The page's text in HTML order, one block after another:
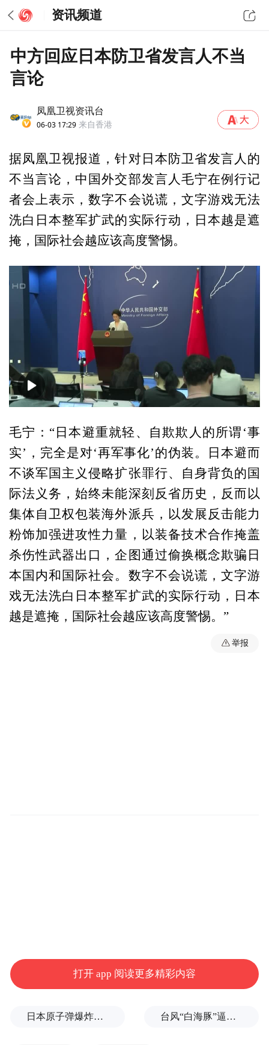
资讯频道
中方回应日本防卫省发言人不当
言论
凤凰卫视资讯台
06-03 17:29 来自香港
据凤凰卫视报道，针对日本防卫省发言人的
不当言论，中国外交部发言人毛宁在例行记
者会上表示，数字不会说谎，文字游戏无法
洗白日本整军扩武的实际行动，日本越是遮
掩，国际社会越应该高度警惕。
00:00 00:45
毛宁：“日本避重就轻、自欺欺人的所谓‘事
实’，完全是对‘再军事化’的伪装。日本避而
不谈军国主义侵略扩张罪行、自身背负的国
际法义务，始终未能深刻反省历史，反而以
集体自卫权包装海外派兵，以发展反击能力
粉饰加强进攻性力量，以装备技术合作掩盖
杀伤性武器出口，企图通过偷换概念欺骗日
本国内和国际社会。数字不会说谎，文字游
戏无法洗白日本整军扩武的实际行动，日本
越是遮掩，国际社会越应该高度警惕。”
举报
打开 app 阅读更多精彩内容
日本原子弹爆炸亲历者反对高市修改无核三原则，“她应该下台” 台风“白海豚”逼近浙闽沿海，10余省份将掀强风雨